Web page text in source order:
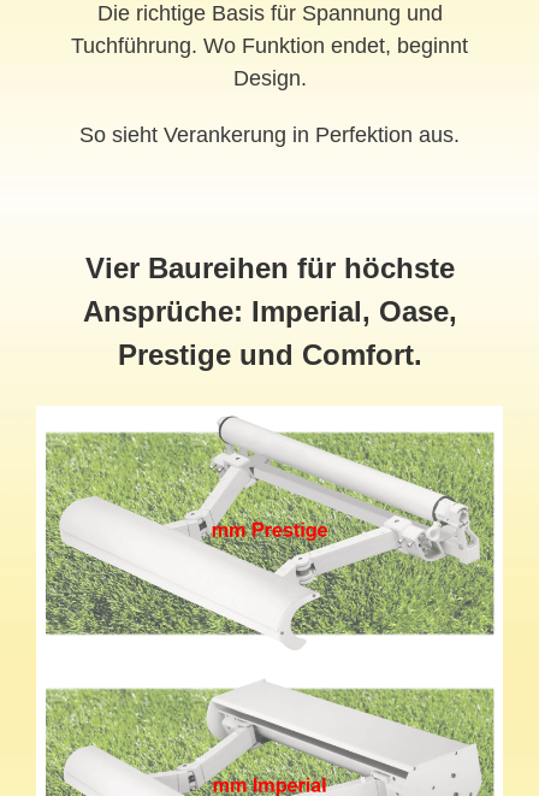
Die richtige Basis für Spannung und
Tuchführung. Wo Funktion endet, beginnt
Design.
So sieht Verankerung in Perfektion aus.
Vier Baureihen für höchste
Ansprüche: Imperial, Oase,
Prestige und Comfort.